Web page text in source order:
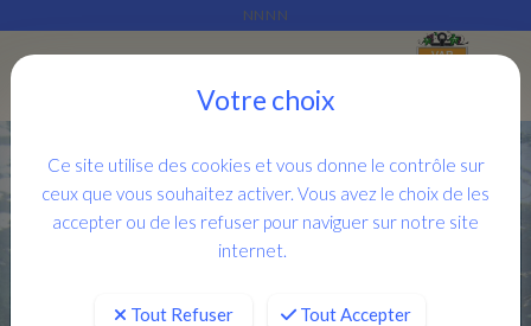
NNNN
Votre choix
Ce site utilise des cookies et vous donne le contrôle sur
ceux que vous souhaitez activer. Vous avez le choix de les
accepter ou de les refuser pour naviguer sur notre site
internet.
Tout Refuser Tout Accepter